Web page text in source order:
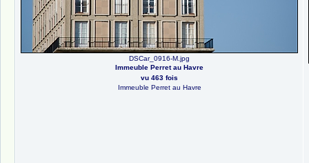
DSCar_0916-M.jpg
Immeuble Perret au Havre
vu 463 fois
Immeuble Perret au Havre